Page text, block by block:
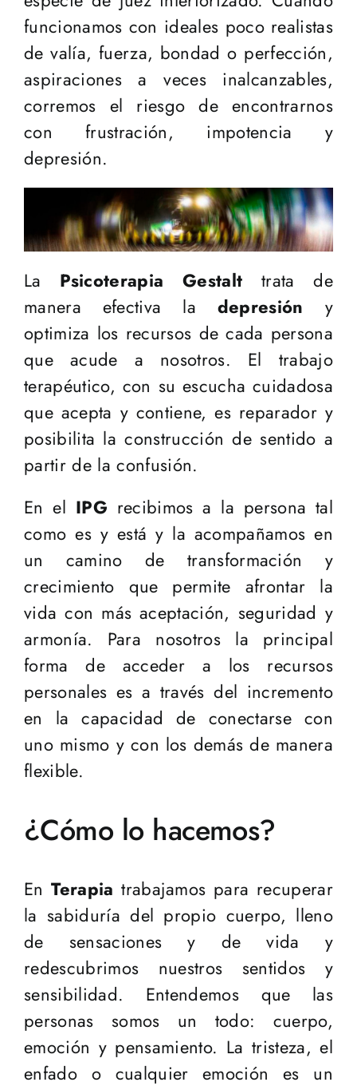
funcionamos con ideales poco realistas
de valía, fuerza, bondad o perfección,
aspiraciones a veces inalcanzables,
corremos el riesgo de encontrarnos
con frustración, impotencia y
depresión.
La Psicoterapia Gestalt trata de
manera efectiva la depresión y
optimiza los recursos de cada persona
que acude a nosotros. El trabajo
terapéutico, con su escucha cuidadosa
que acepta y contiene, es reparador y
posibilita la construcción de sentido a
partir de la confusión.
En el IPG recibimos a la persona tal
como es y está y la acompañamos en
un camino de transformación y
crecimiento que permite afrontar la
vida con más aceptación, seguridad y
armonía. Para nosotros la principal
forma de acceder a los recursos
personales es a través del incremento
en la capacidad de conectarse con
uno mismo y con los demás de manera
flexible.
¿Cómo lo hacemos?
EnTerapia trabajamos para recuperar
la sabiduría del propio cuerpo, lleno
de sensaciones y de vida y
redescubrimos nuestros sentidos y
sensibilidad. Entendemos que las
personas somos un todo: cuerpo,
emoción y pensamiento. La tristeza, el
enfado o cualquier emoción es un